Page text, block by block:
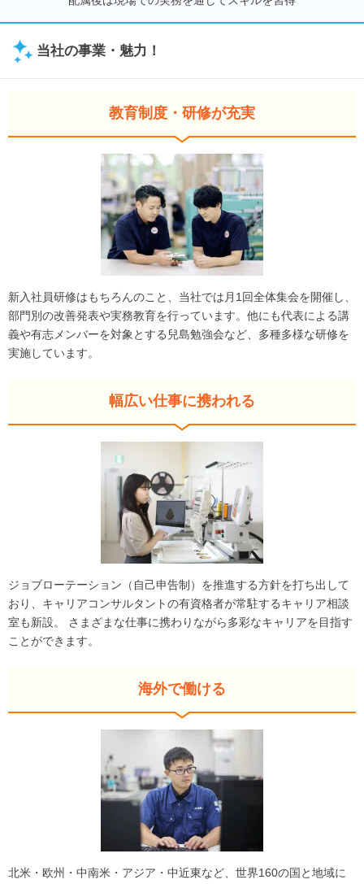
当社の事業・魅力！
教育制度・研修が充実
新入社員研修はもちろんのこと、当社では月1回全体集会を開催し、
部門別の改善発表や実務教育を行っています。他にも代表による講
義や有志メンバーを対象とする兒島勉強会など、多種多様な研修を
実施しています。
幅広い仕事に携われる
ジョブローテーション（自己申告制）を推進する方針を打ち出して
おり、キャリアコンサルタントの有資格者が常駐するキャリア相談
室も新設。 さまざまな仕事に携わりながら多彩なキャリアを目指す
ことができます。
海外で働ける
北米・欧州・中南米・アジア・中近東など、世界160の国と地域に